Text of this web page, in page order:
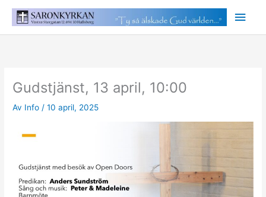
Gudstjänst, 13 april, 10:00
Av Info/10 april, 2025